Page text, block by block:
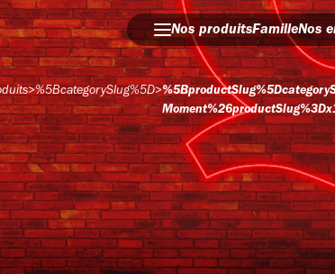
Nos produitsFamilleNos
>%5BcategorySlug%5D>